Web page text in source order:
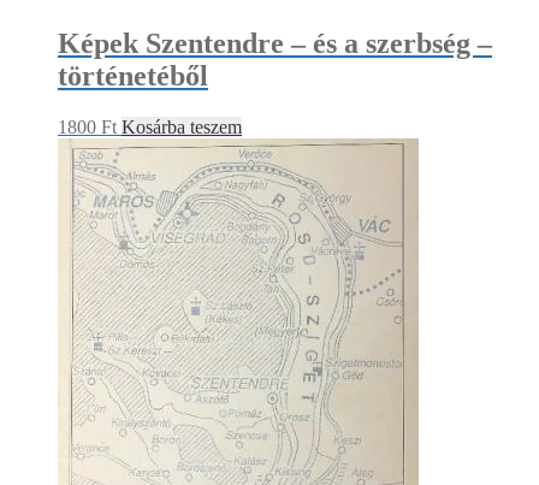
Képek Szentendre – és a szerbség –
történetéből
1800 Ft Kosárba teszem